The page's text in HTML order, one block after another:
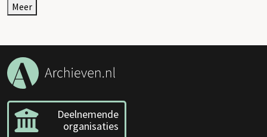
Meer
Deelnemende
organisaties